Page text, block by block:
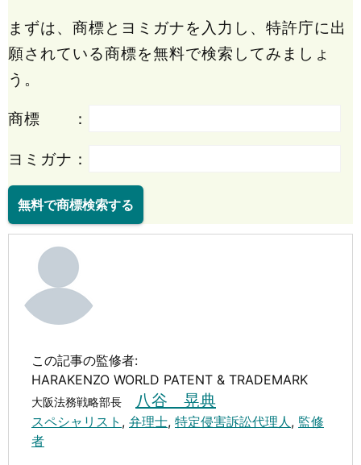
まずは、商標とヨミガナを入力し、特許庁に出
願されている商標を無料で検索してみましょ
う。
商標 ：
ヨミガナ：
無料で商標検索する
この記事の監修者:
HARAKENZO WORLD PATENT & TRADEMARK
大阪法務戦略部長 八谷 晃典
スペシャリスト , 弁理士, 特定侵害訴訟代理人, 監修
者